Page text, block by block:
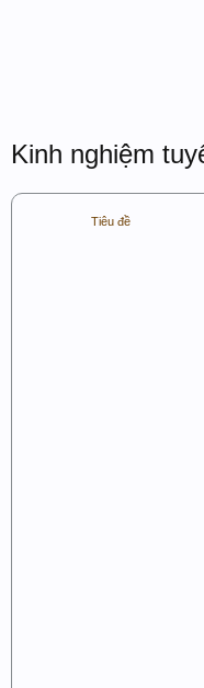
Kinh nghiệm
Tiêu đề